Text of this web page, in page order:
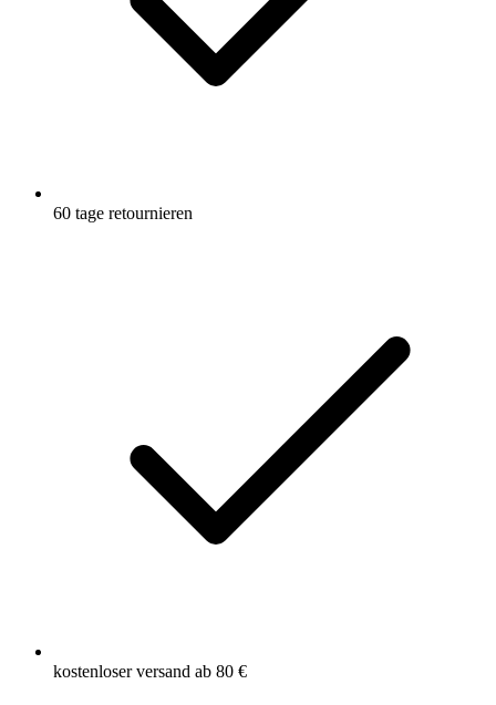
60 tage retournieren
kostenloser versand ab 80 €